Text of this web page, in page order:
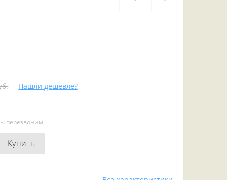
Нашли дешевле?
перезвоним
Купить